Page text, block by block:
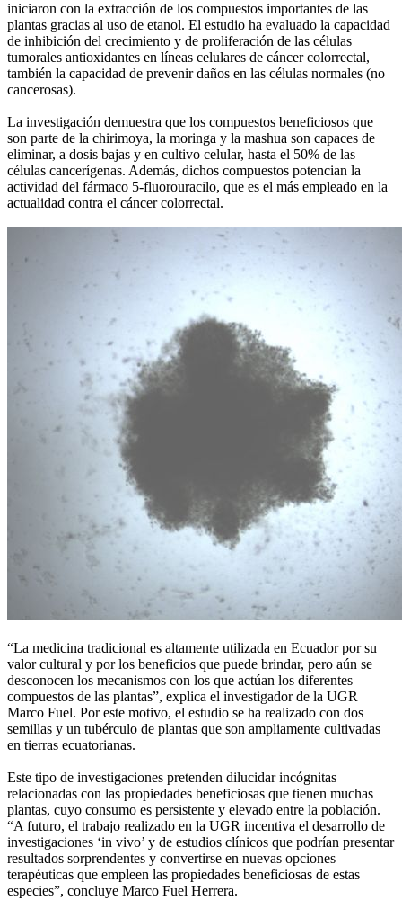
iniciaron con la extracción de los compuestos importantes de las
plantas gracias al uso de etanol. El estudio ha evaluado la capacidad
de inhibición del crecimiento y de proliferación de las células
tumorales antioxidantes en líneas celulares de cáncer colorrectal,
también la capacidad de prevenir daños en las células normales (no
cancerosas).
La investigación demuestra que los compuestos beneficiosos que
son parte de la chirimoya, la moringa y la mashua son capaces de
eliminar, a dosis bajas y en cultivo celular, hasta el 50% de las
células cancerígenas. Además, dichos compuestos potencian la
actividad del fármaco 5-fluorouracilo, que es el más empleado en la
actualidad contra el cáncer colorrectal.
“La medicina tradicional es altamente utilizada en Ecuador por su
valor cultural y por los beneficios que puede brindar, pero aún se
desconocen los mecanismos con los que actúan los diferentes
compuestos de las plantas”, explica el investigador de la UGR
Marco Fuel. Por este motivo, el estudio se ha realizado con dos
semillas y un tubérculo de plantas que son ampliamente cultivadas
en tierras ecuatorianas.
Este tipo de investigaciones pretenden dilucidar incógnitas
relacionadas con las propiedades beneficiosas que tienen muchas
plantas, cuyo consumo es persistente y elevado entre la población.
“A futuro, el trabajo realizado en la UGR incentiva el desarrollo de
investigaciones ‘in vivo’ y de estudios clínicos que podrían presentar
resultados sorprendentes y convertirse en nuevas opciones
terapéuticas que empleen las propiedades beneficiosas de estas
especies”, concluye Marco Fuel Herrera.